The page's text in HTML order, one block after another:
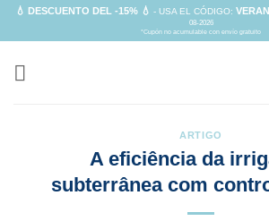
Skip💧 DESCUENTO DEL -15% 💧 - USA EL CÓDIGO:
08-2026
*Cupón no acumulable con envío gratuito
ARTIGO
A eficiência da
subterrânea com